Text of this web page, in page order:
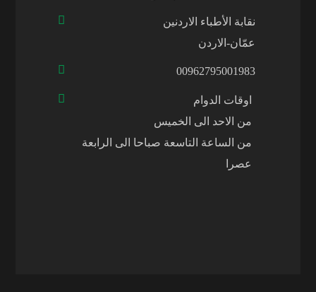
نقابة الأطباء الاردنين
عمّان-الاردن
00962795001983
اوقات الدوام
من الاحد الى الخميس
من الساعة التاسعة صباحا الى الرابعة
عصرا